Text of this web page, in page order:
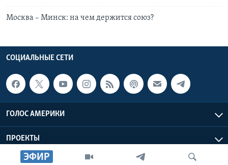
ЭФИР
Москва – Минск: на чем держится союз?
СОЦИАЛЬНЫЕ СЕТИ
ГОЛОС АМЕРИКИ
ПРОЕКТЫ